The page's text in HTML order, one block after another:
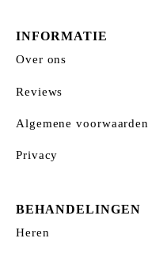
INFORMATIE
Over ons
Reviews
Algemene voorwaarden
Privacy
BEHANDELINGEN
Heren